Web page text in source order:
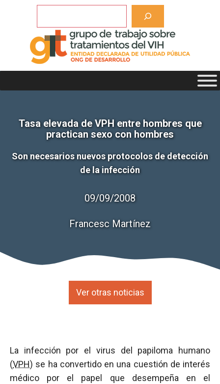
Tasa elevada de VPH entre hombres que
practican sexo con hombres
Son necesarios nuevos protocolos de detección
de la infección
09/09/2008
Francesc Martínez
Ver otras noticias
La infección por el virus del papiloma humano
(VPH) se ha convertido en una cuestión de interés
médico por el papel que desempeña en el